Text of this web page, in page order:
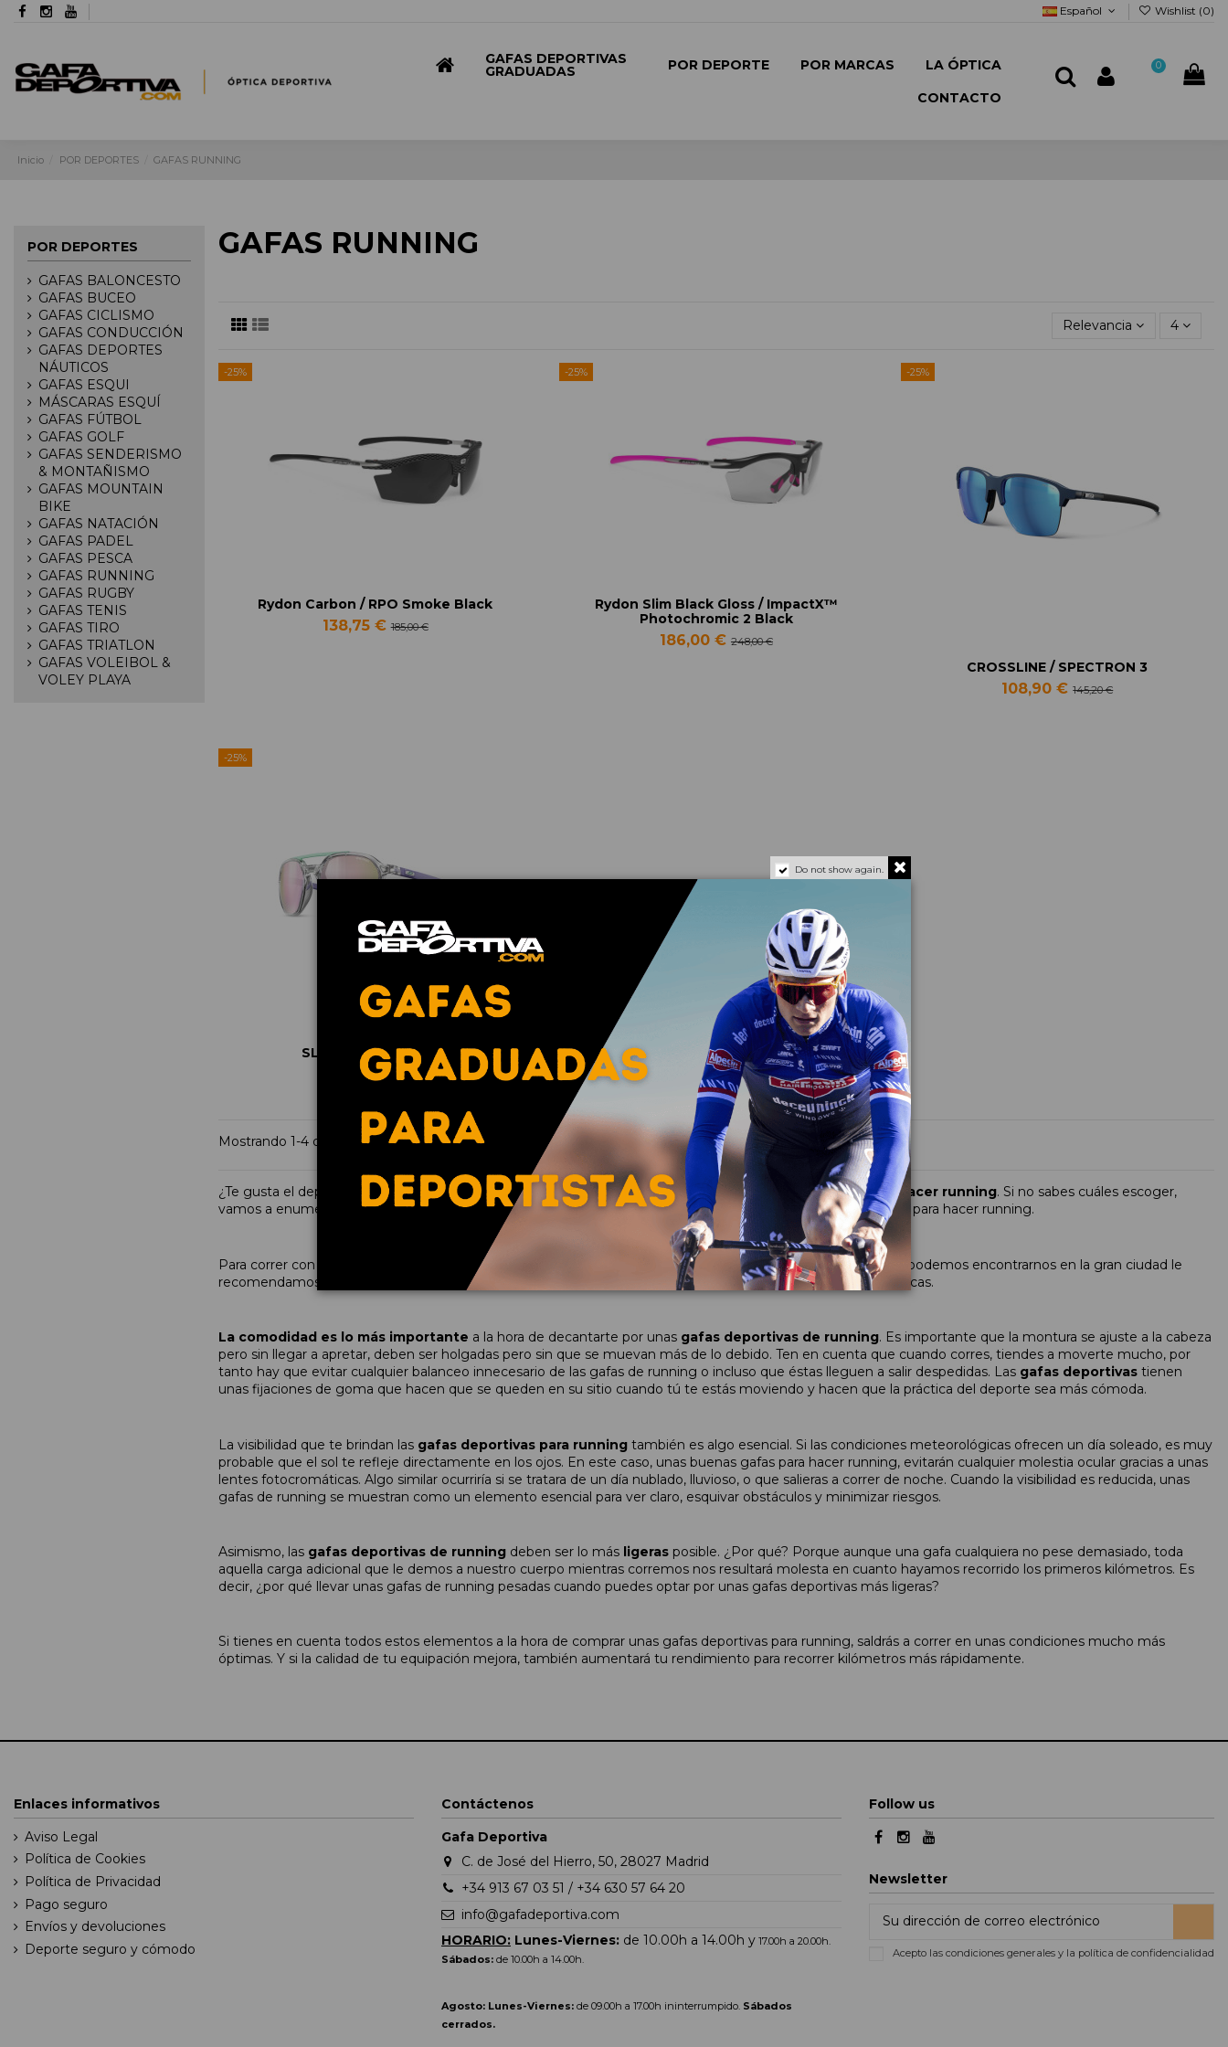
Español Wishlist (0)
GAFAS DEPORTIVAS
GRADUADAS POR DEPORTE POR MARCAS
LA ÓPTICA
CONTACTO
0
Inicio POR DEPORTES GAFAS RUNNING
GAFAS RUNNING
Relevancia 4
-25%
Rydon Carbon / RPO Smoke Black
138,75 €185,00 €
-25%
Rydon Slim Black Gloss / ImpactX™
Photochromic 2 Black
186,00 € 248,00 €
-25%
CROSSLINE / SPECTRON 3
108,90 €145,20 €
-25%
SLACK / SPECTRON 3
63,53 €84,70 €
Mostrando 1-4 de 4 artículo(s)
¿Te gusta el deporte y sueles salir a correr a menudo? En ese caso, seguro que necesitas unasgafas para hacer running. Si no sabes cuáles escoger,
vamos a enumerarte algunos factores importantes que debes tener en cuenta a la hora de elegir unas gafas para hacer running.
Para correr con seguridad de día o de noche, un dia soleado o nublado, salvando los obstáculos que cada día podemos encontrarnos en la gran ciudad le
recomendamos una gafa ligera, cómoda y ajustable a nuestras características faciales con lentes fotocromáticas.
La comodidad es lo más importante a la hora de decantarte por unas gafas deportivas de running. Es importante que la montura se ajuste a la cabeza
pero sin llegar a apretar, deben ser holgadas pero sin que se muevan más de lo debido. Ten en cuenta que cuando corres, tiendes a moverte mucho, por
tanto hay que evitar cualquier balanceo innecesario de las gafas de running o incluso que éstas lleguen a salir despedidas. Las gafas deportivas tienen
unas fijaciones de goma que hacen que se queden en su sitio cuando tú te estás moviendo y hacen que la práctica del deporte sea más cómoda.
La visibilidad que te brindan las gafas deportivas para running también es algo esencial. Si las condiciones meteorológicas ofrecen un día soleado, es muy
probable que el sol te refleje directamente en los ojos. En este caso, unas buenas gafas para hacer running, evitarán cualquier molestia ocular gracias a unas
lentes fotocromáticas. Algo similar ocurriría si se tratara de un día nublado, lluvioso, o que salieras a correr de noche. Cuando la visibilidad es reducida, unas
gafas de running se muestran como un elemento esencial para ver claro, esquivar obstáculos y minimizar riesgos.
Asimismo, las gafas deportivas de running deben ser lo más ligeras posible. ¿Por qué? Porque aunque una gafa cualquiera no pese demasiado, toda
aquella carga adicional que le demos a nuestro cuerpo mientras corremos nos resultará molesta en cuanto hayamos recorrido los primeros kilómetros. Es
decir, ¿por qué llevar unas gafas de running pesadas cuando puedes optar por unas gafas deportivas más ligeras?
Si tienes en cuenta todos estos elementos a la hora de comprar unas gafas deportivas para running, saldrás a correr en unas condiciones mucho más
óptimas. Y si la calidad de tu equipación mejora, también aumentará tu rendimiento para recorrer kilómetros más rápidamente.
POR DEPORTES
GAFAS BALONCESTO
GAFAS BUCEO
GAFAS CICLISMO
GAFAS CONDUCCIÓN
GAFAS DEPORTES
NÁUTICOS
GAFAS ESQUI
MÁSCARAS ESQUÍ
GAFAS FÚTBOL
GAFAS GOLF
GAFAS SENDERISMO
& MONTAÑISMO
GAFAS MOUNTAIN
BIKE
GAFAS NATACIÓN
GAFAS PADEL
GAFAS PESCA
GAFAS RUNNING
GAFAS RUGBY
GAFAS TENIS
GAFAS TIRO
GAFAS TRIATLON
GAFAS VOLEIBOL &
VOLEY PLAYA
Enlaces informativos
Aviso Legal
Política de Cookies
Política de Privacidad
Pago seguro
Envíos y devoluciones
Deporte seguro y cómodo
Contáctenos
Gafa Deportiva
C. de José del Hierro, 50, 28027 Madrid
+34 913 67 03 51 / +34 630 57 64 20
info@gafadeportiva.com
HORARIO: Lunes-Viernes: de 10.00h a 14.00h y 17.00h a 20.00h.
Sábados: de 10.00h a 14.00h.
Agosto: Lunes-Viernes: de 09.00h a 17.00h ininterrumpido. Sábados
cerrados.
Follow us
Newsletter
Acepto las condiciones generales y la política de confidencialidad
Do not show again.